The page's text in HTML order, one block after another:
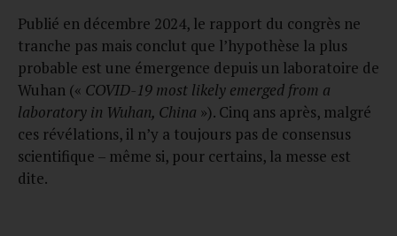
Publié en décembre 2024, le rapport du congrès ne
tranche pas mais conclut que l’hypothèse la plus
probable est une émergence depuis un laboratoire de
Wuhan (« COVID-19 most likely emerged from a
laboratory in Wuhan, China »). Cinq ans après, malgré
ces révélations, il n’y a toujours pas de consensus
scientifique – même si, pour certains, la messe est
dite.